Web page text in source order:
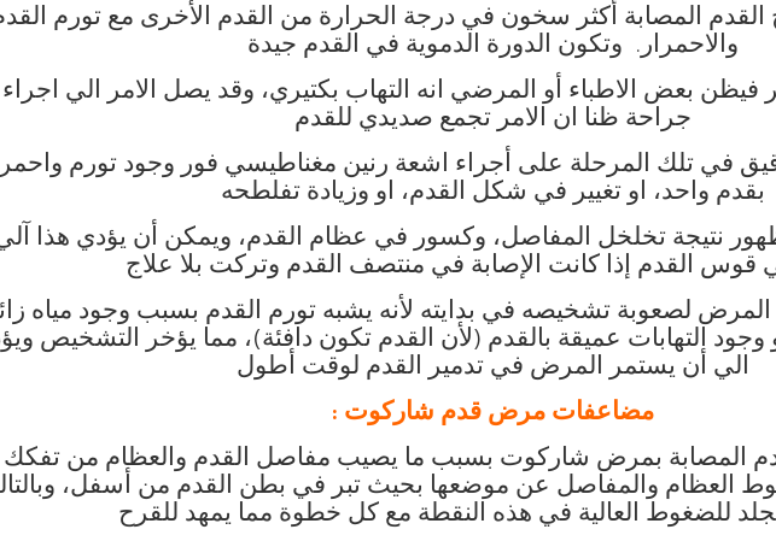
المصابة أكثر سخون في درجة الحرارة من القدم الأخرى مع تورم
والاحمرار. وتكون الدورة الدموية في القدم جيدة
فيظن بعض الاطباء أو المرضي انه التهاب بكتيري، وقد يصل الامر الي اجراء
جراحة ظنا ان الامر تجمع صديدي للقدم
في تلك المرحلة على أجراء اشعة رنين مغناطيسي فور وجود تورم
بقدم واحد، او تغيير في شكل القدم، او وزيادة تفلطحه
نتيجة تخلخل المفاصل، وكسور في عظام القدم، ويمكن أن يؤدي هذا
قوس القدم إذا كانت الإصابة في منتصف القدم وتركت بلا علاج
لصعوبة تشخيصه في بدايته لأنه يشبه تورم القدم بسبب وجود مياه
التهابات عميقة بالقدم (لأن القدم تكون دافئة)، مما يؤخر التشخيص
الي أن يستمر المرض في تدمير القدم لوقت أطول
مضاعفات مرض قدم شاركوت :
المصابة بمرض شاركوت بسبب ما يصيب مفاصل القدم والعظام من تفكك
العظام والمفاصل عن موضعها بحيث تبر في بطن القدم من أسفل،
للضغوط العالية في هذه النقطة مع كل خطوة مما يمهد للقرح